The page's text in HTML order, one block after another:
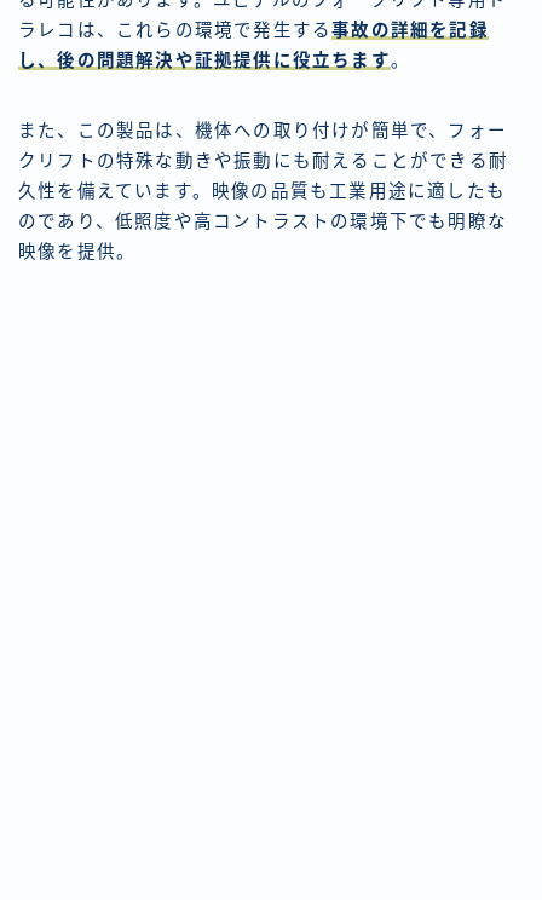
ラレコは、これらの環境で発生する事故の詳細を記録
し、後の問題解決や証拠提供に役立ちます。
また、この製品は、機体への取り付けが簡単で、フォー
クリフトの特殊な動きや振動にも耐えることができる耐
久性を備えています。映像の品質も工業用途に適したも
のであり、低照度や高コントラストの環境下でも明瞭な
映像を提供。